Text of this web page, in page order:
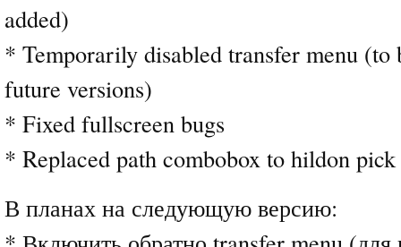
added)
* Temporarily disabled transfer menu (to
future versions)
* Fixed fullscreen bugs
* Replaced path combobox to hildon
В планах на следующую версию: